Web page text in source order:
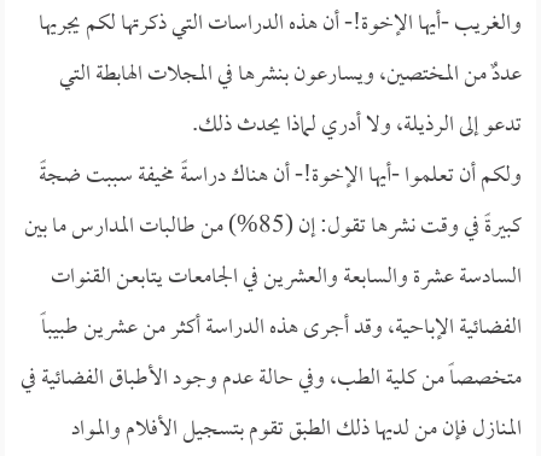
والغريب -أيها الإخوة!- أن هذه الدراسات التي ذكرتها لكم يجريها
عددٌ من المختصين، ويسارعون بنشرها في المجلات الهابطة التي
تدعو إلى الرذيلة، ولا أدري لماذا يحدث ذلك.
ولكم أن تعلموا -أيها الإخوة!- أن هناك دراسةً مخيفة سببت ضجةً
كبيرةً في وقت نشرها تقول: إن (85%) من طالبات المدارس ما بين
السادسة عشرة والسابعة والعشرين في الجامعات يتابعن القنوات
الفضائية الإباحية، وقد أجرى هذه الدراسة أكثر من عشرين طبيباً
متخصصاً من كلية الطب، وفي حالة عدم وجود الأطباق الفضائية في
المنازل فإن من لديها ذلك الطبق تقوم بتسجيل الأفلام والمواد